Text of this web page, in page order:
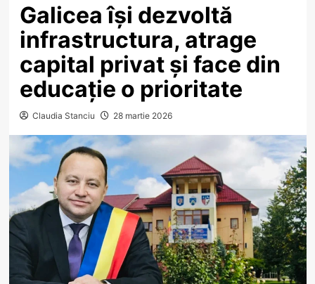
Galicea își dezvoltă
infrastructura, atrage
capital privat și face din
educație o prioritate
Claudia Stanciu 28 martie 2026